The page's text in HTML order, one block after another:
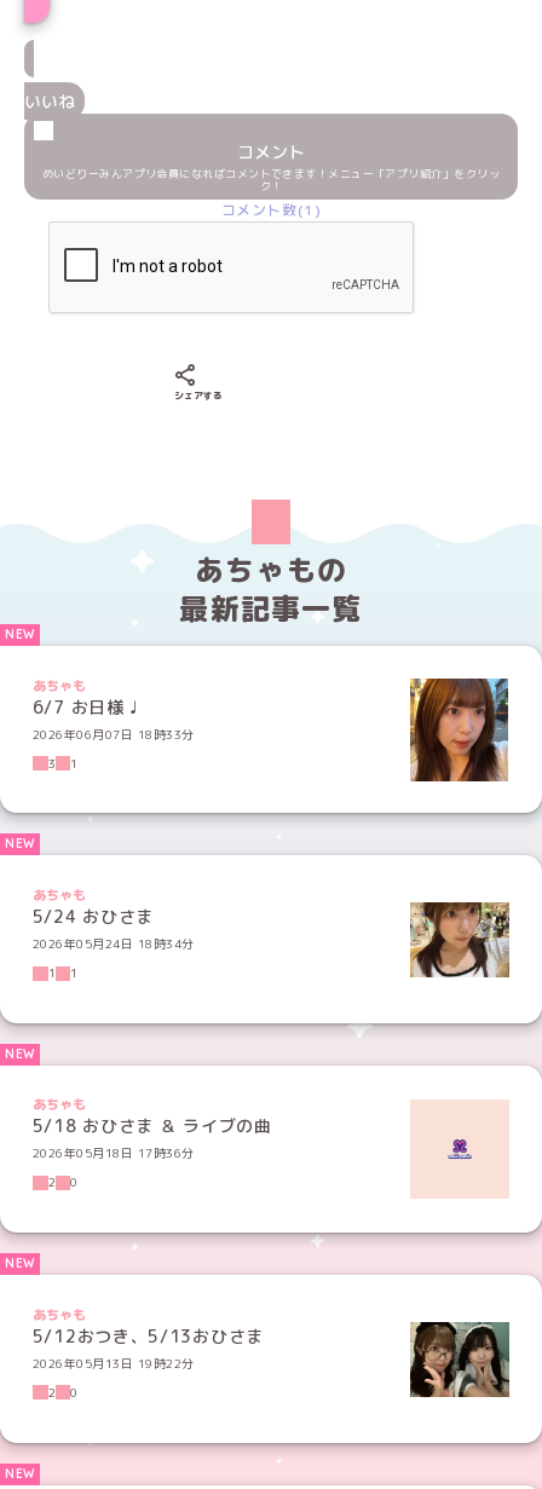
いいね
コメント
めいどりーみんアプリ会員になればコメントできます！メニュー「アプリ紹介」をクリッ
ク！
コメント数(1)
シェアする
あちゃもの
最新記事一覧
あちゃも
6/7 お日様 ♩
2026年06月07日 18時33分
3
1
あちゃも
5/24 おひさま
2026年05月24日 18時34分
1
1
あちゃも
5/18 おひさま ＆ ライブの曲
2026年05月18日 17時36分
2
0
あちゃも
5/12おつき、5/13おひさま
2026年05月13日 19時22分
2
0